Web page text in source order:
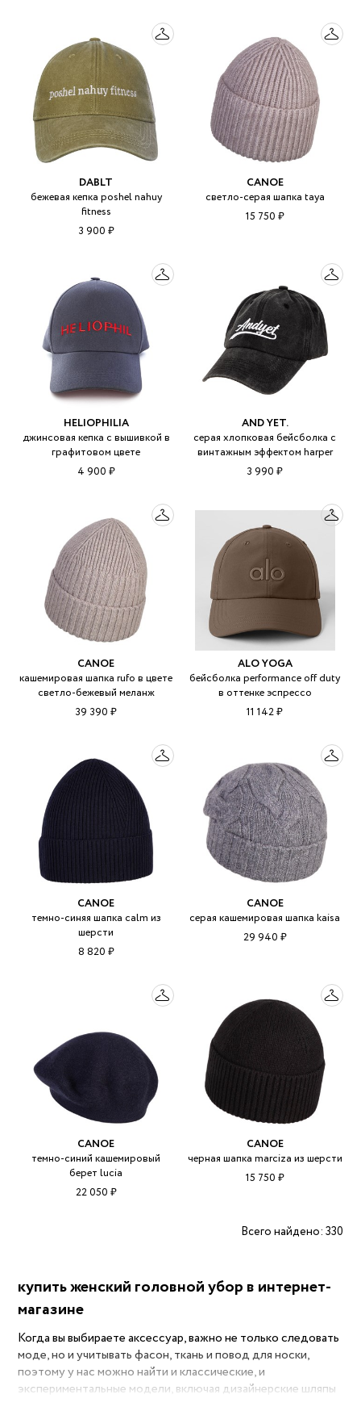
DABLT
бежевая кепка poshel nahuy
fitness
3 900 ₽
CANOE
светло-серая шапка taya
15 750 ₽
HELIOPHILIA
джинсовая кепка с вышивкой в
графитовом цвете
4 900 ₽
AND YET.
серая хлопковая бейсболка с
винтажным эффектом harper
3 990 ₽
CANOE
кашемировая шапка rufo в цвете
светло-бежевый меланж
39 390 ₽
ALO YOGA
бейсболка performance off duty
в оттенке эспрессо
11 142 ₽
CANOE
темно-синяя шапка calm из
шерсти
8 820 ₽
CANOE
серая кашемировая шапка kaisa
29 940 ₽
CANOE
темно-синий кашемировый
берет lucia
22 050 ₽
CANOE
черная шапка marciza из шерсти
15 750 ₽
Всего найдено: 330
купить женский головной убор в интернет-
магазине
Когда вы выбираете аксессуар, важно не только следовать
моде, но и учитывать фасон, ткань и повод для носки,
поэтому у нас можно найти и классические, и
экспериментальные модели, включая дизайнерские шляпы